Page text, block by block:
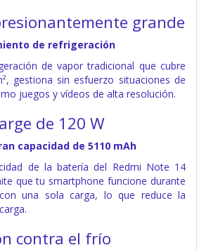
grande
de refrigeración
de vapor tradicional que cubre
gestiona sin esfuerzo situaciones de
juegos y vídeos de alta resolución.
de 120 W
capacidad de 5110 mAh
de la batería del Redmi Note 14
que tu smartphone funcione durante
una sola carga, lo que reduce la
contra el frío